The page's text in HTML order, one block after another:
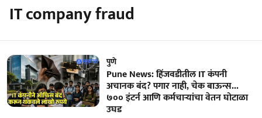
IT company fraud
पुणे
Pune News: हिंजवडीतील IT कंपनी
अचानक बंद? पगार नाही, चेक बाऊन्स...
७०० इंटर्न आणि कर्मचाऱ्यांचा वेतन घोटाळा
उघड